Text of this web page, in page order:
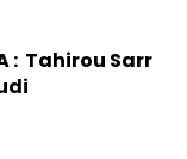
: Tahirou Sarr